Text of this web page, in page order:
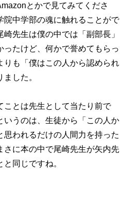
とかで見てみてくださ
院中学部の魂に触れることがで
先生は僕の中では「副部長」
たけど、何かで誉めてもらっ
りも「僕はこの人から認められ
した。
ことは先生として当たり前で
いうのは、生徒から「この人か
思われるだけの人間力を持った
さに本の中で尾崎先生が矢内先
同じですね。